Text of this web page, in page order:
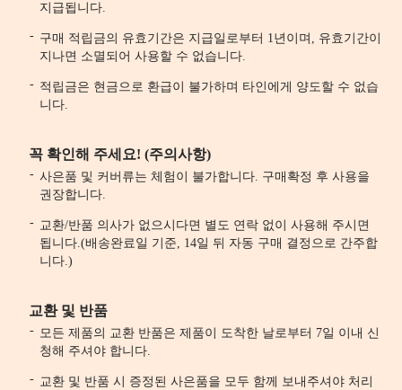
지급됩니다.
구매 적립금의 유효기간은 지급일로부터 1년이며, 유효기간이
지나면 소멸되어 사용할 수 없습니다.
적립금은 현금으로 환급이 불가하며 타인에게 양도할 수 없습
니다.
꼭 확인해 주세요! (주의사항)
사은품 및 커버류는 체험이 불가합니다. 구매확정 후 사용을
권장합니다.
교환/반품 의사가 없으시다면 별도 연락 없이 사용해 주시면
됩니다.(배송완료일 기준, 14일 뒤 자동 구매 결정으로 간주합
니다.)
교환 및 반품
모든 제품의 교환 반품은 제품이 도착한 날로부터 7일 이내 신
청해 주셔야 합니다.
교환 및 반품 시 증정된 사은품을 모두 함께 보내주셔야 처리